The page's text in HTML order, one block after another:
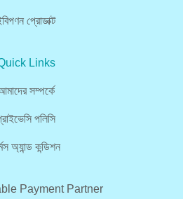
প্রোডাক্ট
Links
সম্পর্কে
পলিসি
অ্যান্ড কন্ডিশন
Payment Partner